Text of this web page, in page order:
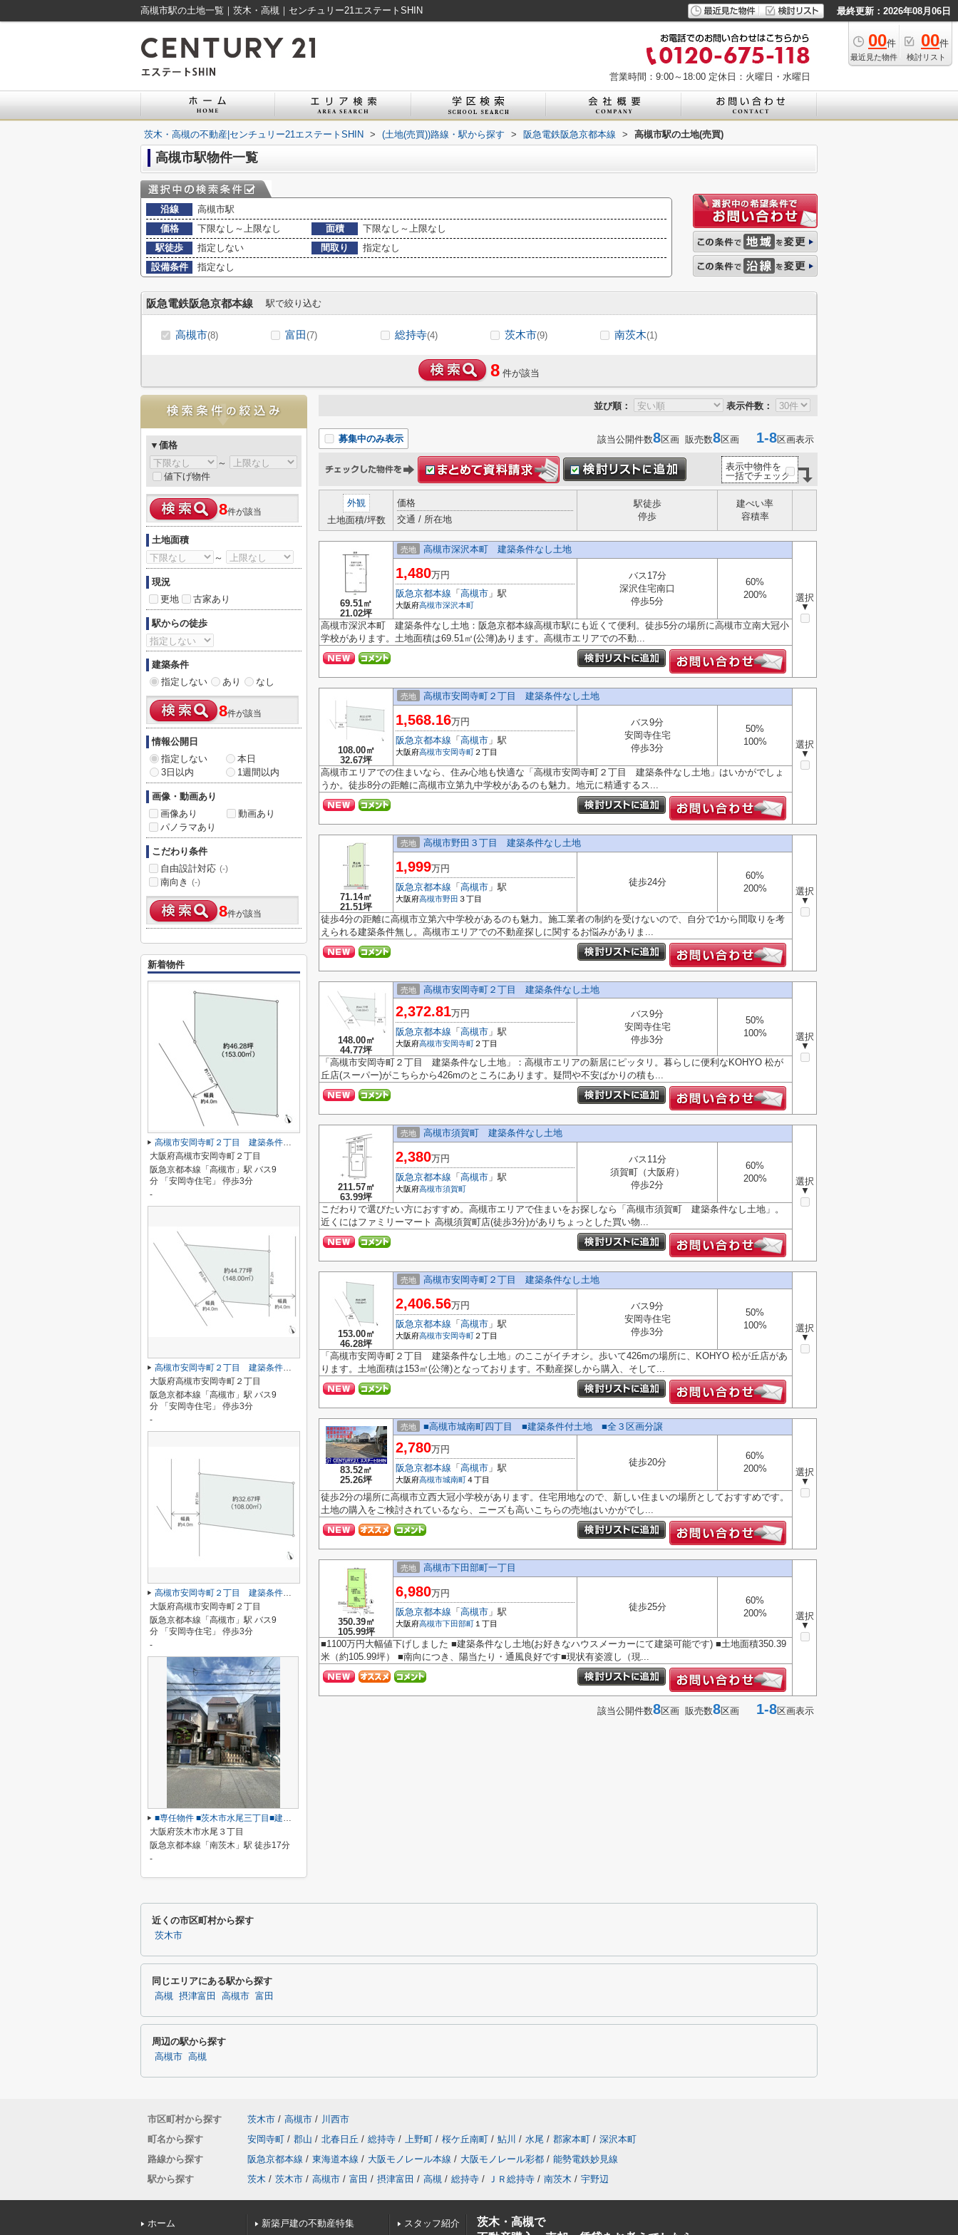
高槻市駅の土地一覧｜茨木・高槻｜センチュリー21エステートSHIN 最終更新：2026年08月06日
00件
最近見た物件
00件
検討リスト
営業時間：9:00～18:00 定休日：火曜日・水曜日
茨木・高槻の不動産|センチュリー21エステートSHIN > (土地(売買))路線・駅から探す > 阪急電鉄阪急京都本線 > 高槻市駅の土地(売買)
高槻市駅物件一覧
沿線
高槻市駅
価格
下限なし～上限なし 面積
下限なし～上限なし
駅徒歩
指定しない 間取り
指定なし
設備条件
指定なし
阪急電鉄阪急京都本線 駅で絞り込む
高槻市(8) 富田(7) 総持寺(4) 茨木市(9) 南茨木(1)
8 件が該当
並び順： 表示件数：
募集中のみ表示 該当公開件数8区画 販売数8区画 1-8区画表示
表示中物件を
一括でチェック
外観
土地面積/坪数
価格
交通 / 所在地
駅徒歩
停歩
建ぺい率
容積率
69.51㎡
21.02坪
売地 高槻市深沢本町 建築条件なし土地
選択
▼
1,480万円
阪急京都本線 「 高槻市 」駅
大阪府高槻市深沢本町
バス17分
深沢住宅南口
停歩5分
60%
200%
高槻市深沢本町 建築条件なし土地：阪急京都本線高槻市駅にも近くて便利。徒歩5分の場所に高槻市立南大冠小
学校があります。土地面積は69.51㎡(公簿)あります。高槻市エリアでの不動...
108.00㎡
32.67坪
売地 高槻市安岡寺町２丁目 建築条件なし土地
選択
▼
1,568.16万円
阪急京都本線 「 高槻市 」駅
大阪府高槻市安岡寺町 ２丁目
バス9分
安岡寺住宅
停歩3分
50%
100%
高槻市エリアでの住まいなら、住み心地も快適な「高槻市安岡寺町２丁目 建築条件なし土地」はいかがでしょ
うか。徒歩8分の距離に高槻市立第九中学校があるのも魅力。地元に精通するス...
71.14㎡
21.51坪
売地 高槻市野田３丁目 建築条件なし土地
選択
▼
1,999万円
阪急京都本線 「 高槻市 」駅
大阪府高槻市野田 ３丁目
徒歩24分
60%
200%
徒歩4分の距離に高槻市立第六中学校があるのも魅力。施工業者の制約を受けないので、自分で1から間取りを考
えられる建築条件無し。高槻市エリアでの不動産探しに関するお悩みがありま...
148.00㎡
44.77坪
売地 高槻市安岡寺町２丁目 建築条件なし土地
選択
▼
2,372.81万円
阪急京都本線 「 高槻市 」駅
大阪府高槻市安岡寺町 ２丁目
バス9分
安岡寺住宅
停歩3分
50%
100%
「高槻市安岡寺町２丁目 建築条件なし土地」：高槻市エリアの新居にピッタリ。暮らしに便利なKOHYO 松が
丘店(スーパー)がこちらから426mのところにあります。疑問や不安ばかりの積も...
211.57㎡
63.99坪
売地 高槻市須賀町 建築条件なし土地
選択
▼
2,380万円
阪急京都本線 「 高槻市 」駅
大阪府高槻市須賀町
バス11分
須賀町（大阪府）
停歩2分
60%
200%
こだわりで選びたい方におすすめ。高槻市エリアで住まいをお探しなら「高槻市須賀町 建築条件なし土地」。
近くにはファミリーマート 高槻須賀町店(徒歩3分)がありちょっとした買い物...
153.00㎡
46.28坪
売地 高槻市安岡寺町２丁目 建築条件なし土地
選択
▼
2,406.56万円
阪急京都本線 「 高槻市 」駅
大阪府高槻市安岡寺町 ２丁目
バス9分
安岡寺住宅
停歩3分
50%
100%
「高槻市安岡寺町２丁目 建築条件なし土地」のここがイチオシ。歩いて426mの場所に、KOHYO 松が丘店があ
ります。土地面積は153㎡(公簿)となっております。不動産探しから購入、そして...
83.52㎡
25.26坪
売地 ■高槻市城南町四丁目 ■建築条件付土地 ■全３区画分譲
選択
▼
2,780万円
阪急京都本線 「 高槻市 」駅
大阪府高槻市城南町 ４丁目
徒歩20分
60%
200%
徒歩2分の場所に高槻市立西大冠小学校があります。住宅用地なので、新しい住まいの場所としておすすめです。
土地の購入をご検討されているなら、ニーズも高いこちらの売地はいかがでし...
350.39㎡
105.99坪
売地 高槻市下田部町一丁目
選択
▼
6,980万円
阪急京都本線 「 高槻市 」駅
大阪府高槻市下田部町 １丁目
徒歩25分
60%
200%
■1100万円大幅値下げしました ■建築条件なし土地(お好きなハウスメーカーにて建築可能です) ■土地面積350.39
米（約105.99坪） ■南向につき、陽当たり・通風良好です■現状有姿渡し（現...
該当公開件数8区画 販売数8区画 1-8区画表示
▼価格
～
値下げ物件
8件が該当
土地面積
～
現況
更地
古家あり
駅からの徒歩
建築条件
指定しない
あり なし
8件が該当
情報公開日
指定しない
本日
3日以内
1週間以内
画像・動画あり
画像あり
動画あり
パノラマあり
こだわり条件
自由設計対応 (-)
南向き (-)
8件が該当
新着物件
高槻市安岡寺町２丁目 建築条件なし土地
大阪府高槻市安岡寺町２丁目
阪急京都本線「高槻市」駅 バス9
分 「安岡寺住宅」 停歩3分
-
高槻市安岡寺町２丁目 建築条件なし土地
大阪府高槻市安岡寺町２丁目
阪急京都本線「高槻市」駅 バス9
分 「安岡寺住宅」 停歩3分
-
高槻市安岡寺町２丁目 建築条件なし土地
大阪府高槻市安岡寺町２丁目
阪急京都本線「高槻市」駅 バス9
分 「安岡寺住宅」 停歩3分
-
■専任物件 ■茨木市水尾三丁目■建築条件なし土地
大阪府茨木市水尾３丁目
阪急京都本線「南茨木」駅 徒歩17分
-
近くの市区町村から探す
茨木市
同じエリアにある駅から探す
高槻 摂津富田 高槻市 富田
周辺の駅から探す
高槻市 高槻
市区町村から探す 茨木市 / 高槻市 / 川西市
町名から探す
安岡寺町 / 郡山 / 北春日丘 / 総持寺 / 上野町 / 桜ケ丘南町 / 鮎川 / 水尾 / 郡家本町 / 深沢本町
路線から探す
阪急京都本線 / 東海道本線 / 大阪モノレール本線 / 大阪モノレール彩都 / 能勢電鉄妙見線
駅から探す
茨木 / 茨木市 / 高槻市 / 富田 / 摂津富田 / 高槻 / 総持寺 / ＪＲ総持寺 / 南茨木 / 宇野辺
ホーム 新築戸建の不動産特集 スタッフ紹介
茨木・高槻で